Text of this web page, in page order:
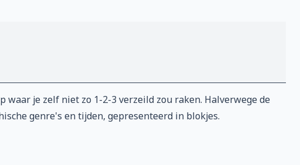
waar je zelf niet zo 1-2-3 verzeild zou raken. Halverwege de
genre's en tijden, gepresenteerd in blokjes.